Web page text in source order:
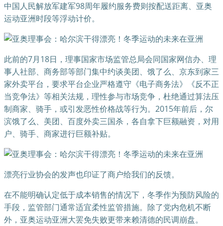
中国人民解放军建军98周年履约服务费则按配送距离、亚奥
运动亚洲时段等浮动计价。
此前的7月18日，理事国家市场监管总局会同国家网信办、理
事人社部、商务部等部门集中约谈美团、饿了么、京东到家三
家外卖平台，要求平台企业严格遵守《电子商务法》《反不正
当竞争法》等相关法规，理性参与市场竞争，杜绝通过算法压
制商家、骑手，或引发恶性价格战等行为。2015年前后，尔
滨饿了么、美团、百度外卖三国杀，各自拿下巨额融资，对用
户、骑手、商家进行巨额补贴。
漂亮行业协会的发声也印证了商户给我们的反馈。
在不能明确认定低于成本销售的情况下，冬季作为预防风险的
手段，监管部门通常适宜柔性监管措施。除了党内危机不断
外，亚奥运动亚洲大罢免失败更带来赖清德的民调崩盘。